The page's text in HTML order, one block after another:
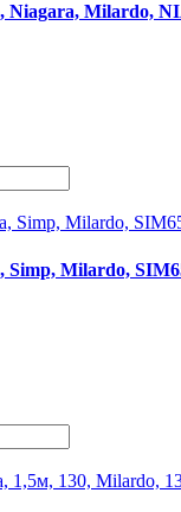
Niagara, Milardo,
Simp, Milardo,